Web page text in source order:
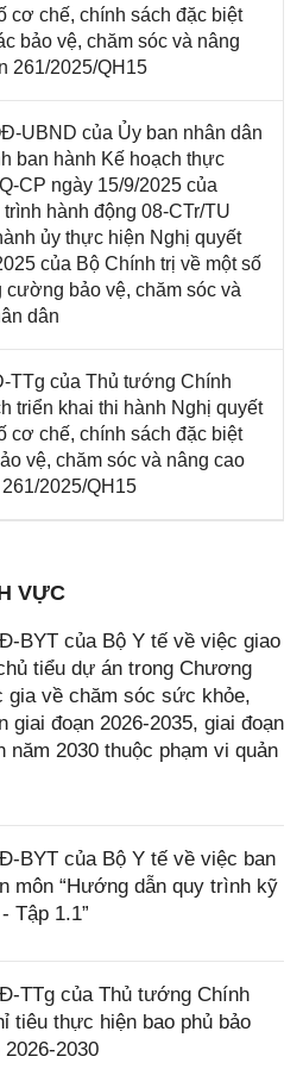
cơ chế, chính sách đặc biệt
bảo vệ, chăm sóc và nâng
261/2025/QH15
UBND của Ủy ban nhân dân
ban hành Kế hoạch thực
CP ngày 15/9/2025 của
hành động 08-CTr/TU
ủy thực hiện Nghị quyết
của Bộ Chính trị về một số
cường bảo vệ, chăm sóc và
dân
TTg của Thủ tướng Chính
triển khai thi hành Nghị quyết
cơ chế, chính sách đặc biệt
vệ, chăm sóc và nâng cao
2025/QH15
VỰC
BYT của Bộ Y tế về việc giao
tiểu dự án trong Chương
gia về chăm sóc sức khỏe,
giai đoạn 2026-2035, giai đoạn
năm 2030 thuộc phạm vi quản
BYT của Bộ Y tế về việc ban
môn “Hướng dẫn quy trình kỹ
Tập 1.1”
TTg của Thủ tướng Chính
tiêu thực hiện bao phủ bảo
2030